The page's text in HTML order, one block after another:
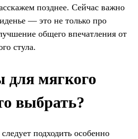
позднее. Сейчас важно
— это не только про
общего впечатления от
стула.
мягкого
выбрать?
подходить особенно